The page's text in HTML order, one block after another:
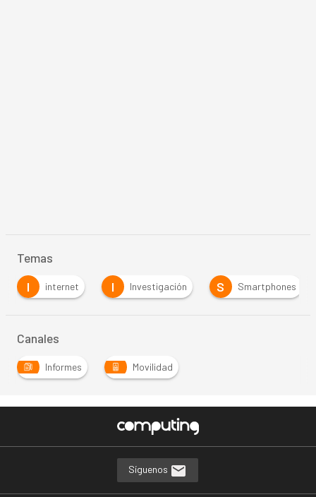
Temas
I
internet I Investigación S Smartphones
Canales
Informes Movilidad
Síguenos